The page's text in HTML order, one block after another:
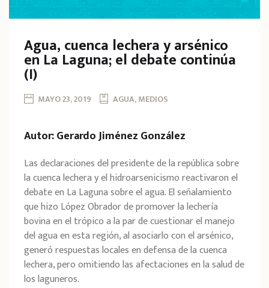
Agua, cuenca lechera y arsénico
en La Laguna; el debate continúa
(I)
MAYO 23, 2019 AGUA, MEDIOS
Autor: Gerardo Jiménez González
Las declaraciones del presidente de la república sobre
la cuenca lechera y el hidroarsenicismo reactivaron el
debate en La Laguna sobre el agua. El señalamiento
que hizo López Obrador de promover la lechería
bovina en el trópico a la par de cuestionar el manejo
del agua en esta región, al asociarlo con el arsénico,
generó respuestas locales en defensa de la cuenca
lechera, pero omitiendo las afectaciones en la salud de
los laguneros.